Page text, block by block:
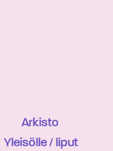
Arkisto
Yleisölle / liput